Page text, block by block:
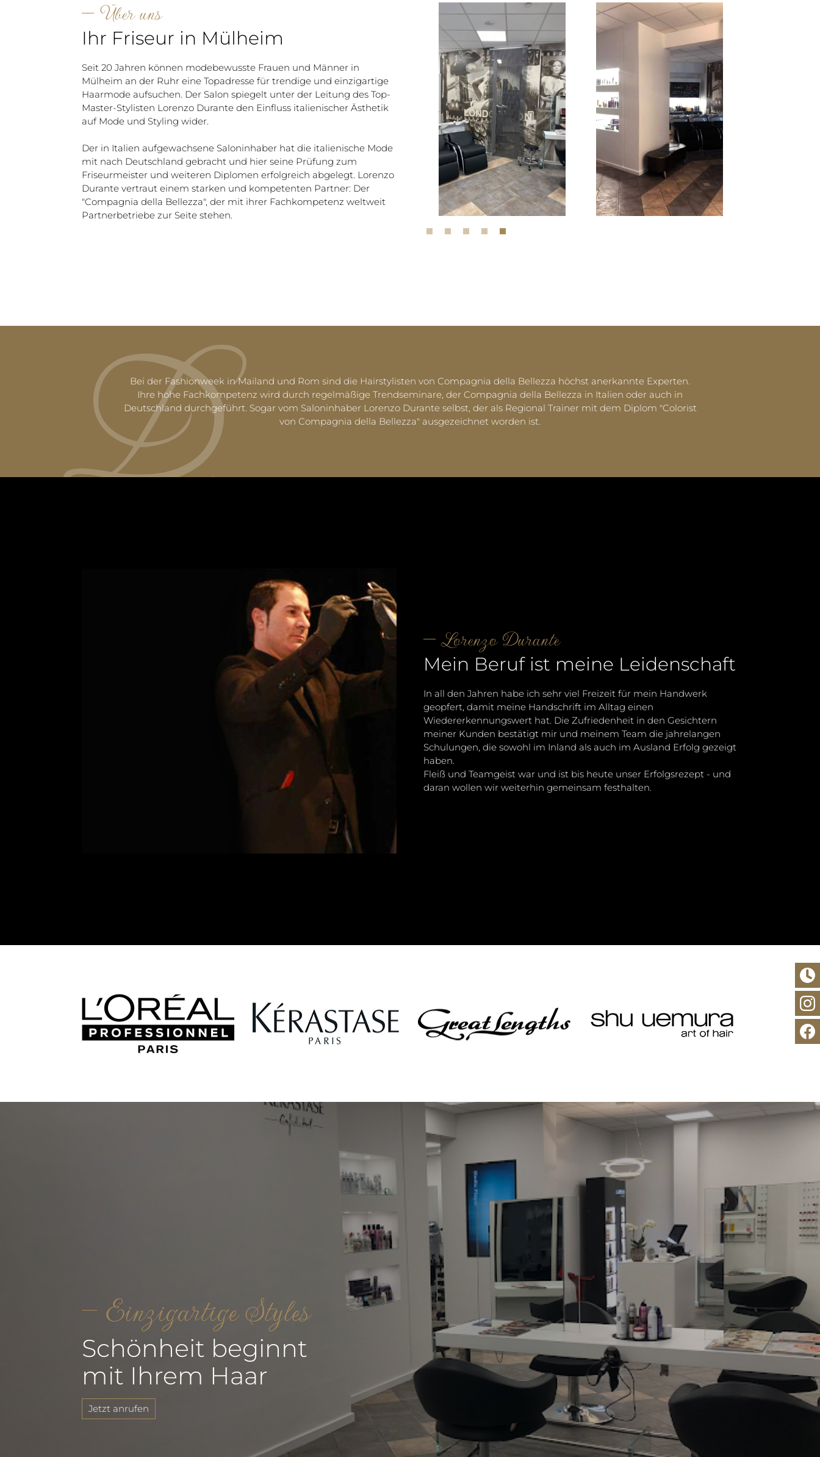
Über uns
Ihr Friseur in Mülheim
Seit 20 Jahren können modebewusste Frauen und Männer in
Mülheim an der Ruhr eine Topadresse für trendige und einzigartige
Haarmode aufsuchen. Der Salon spiegelt unter der Leitung des Top-
Master-Stylisten Lorenzo Durante den Einfluss italienischer Ästhetik
auf Mode und Styling wider.
Der in Italien aufgewachsene Saloninhaber hat die italienische Mode
mit nach Deutschland gebracht und hier seine Prüfung zum
Friseurmeister und weiteren Diplomen erfolgreich abgelegt. Lorenzo
Durante vertraut einem starken und kompetenten Partner: Der
"Compagnia della Bellezza", der mit ihrer Fachkompetenz weltweit
Partnerbetriebe zur Seite stehen.
Bei der Fashionweek in Mailand und Rom sind die Hairstylisten von Compagnia della Bellezza höchst anerkannte Experten.
Ihre hohe Fachkompetenz wird durch regelmäßige Trendseminare, der Compagnia della Bellezza in Italien oder auch in
Deutschland durchgeführt. Sogar vom Saloninhaber Lorenzo Durante selbst, der als Regional Trainer mit dem Diplom "Colorist
von Compagnia della Bellezza" ausgezeichnet worden ist.
Lorenzo Durante
Mein Beruf ist meine Leidenschaft
In all den Jahren habe ich sehr viel Freizeit für mein Handwerk
geopfert, damit meine Handschrift im Alltag einen
Wiedererkennungswert hat. Die Zufriedenheit in den Gesichtern
meiner Kunden bestätigt mir und meinem Team die jahrelangen
Schulungen, die sowohl im Inland als auch im Ausland Erfolg gezeigt
haben.
Fleiß und Teamgeist war und ist bis heute unser Erfolgsrezept - und
daran wollen wir weiterhin gemeinsam festhalten.
Einzigartige Styles
Schönheit beginnt
mit Ihrem Haar
Jetzt anrufen